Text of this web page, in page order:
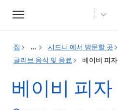
Toggle
navigation
집 ... 시드니 에서 방문할 곳
글리브 음식 및 음료
베이비 피자
베이비 피자